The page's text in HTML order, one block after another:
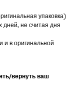
упаковка)
не считая дня
и в оригинальной
вернуть ваш